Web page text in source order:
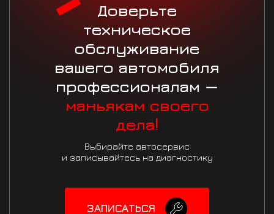
Доверьте
техническое
обслуживание
вашего автомобиля
профессионалам —
маньякам своего
дела!
Выбирайте автосервис
и записывайтесь на диагностику
ЗАПИСАТЬСЯ